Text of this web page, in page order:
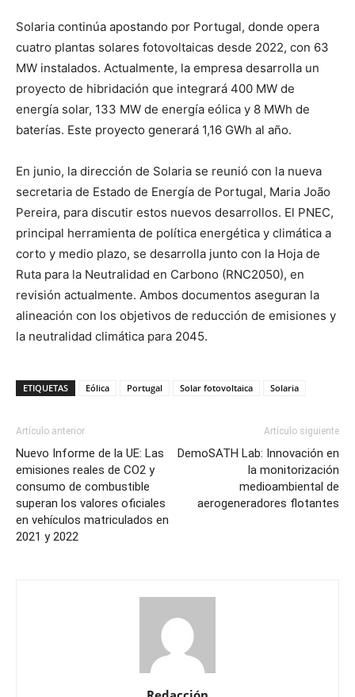
Solaria continúa apostando por Portugal, donde opera
cuatro plantas solares fotovoltaicas desde 2022, con 63
MW instalados. Actualmente, la empresa desarrolla un
proyecto de hibridación que integrará 400 MW de
energía solar, 133 MW de energía eólica y 8 MWh de
baterías. Este proyecto generará 1,16 GWh al año.
En junio, la dirección de Solaria se reunió con la nueva
secretaria de Estado de Energía de Portugal, Maria João
Pereira, para discutir estos nuevos desarrollos. El PNEC,
principal herramienta de política energética y climática a
corto y medio plazo, se desarrolla junto con la Hoja de
Ruta para la Neutralidad en Carbono (RNC2050), en
revisión actualmente. Ambos documentos aseguran la
alineación con los objetivos de reducción de emisiones y
la neutralidad climática para 2045.
ETIQUETAS Eólica Portugal Solar fotovoltaica Solaria
Artículo anterior
Nuevo Informe de la UE: Las
emisiones reales de CO2 y
consumo de combustible
superan los valores oficiales
en vehículos matriculados en
2021 y 2022
Artículo siguiente
DemoSATH Lab: Innovación en
la monitorización
medioambiental de
aerogeneradores flotantes